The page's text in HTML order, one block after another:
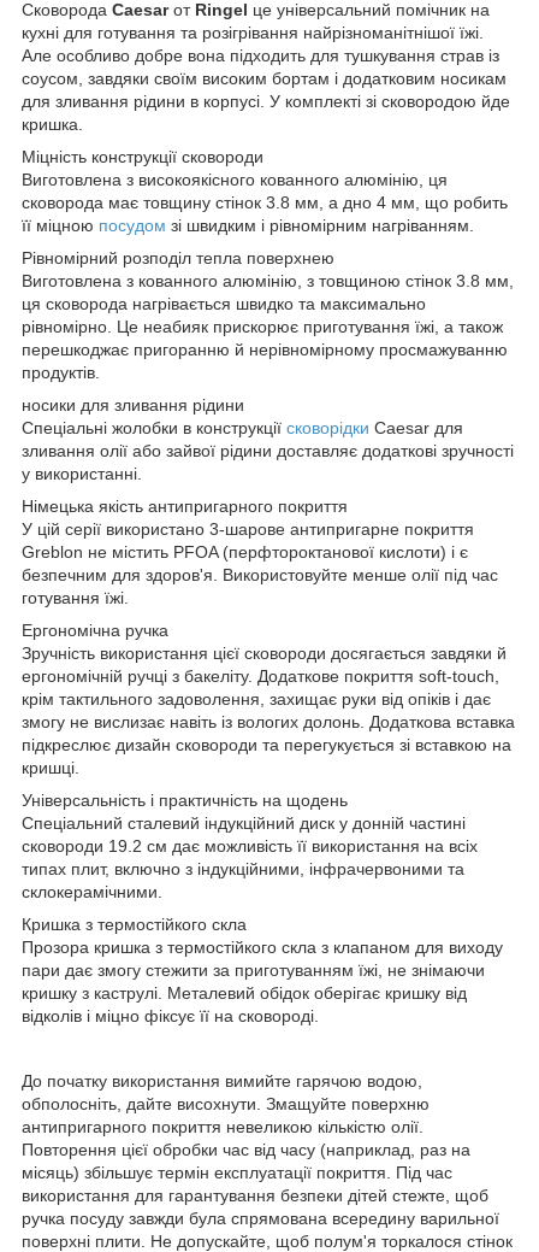
Сковорода Caesarот Ringel це універсальний помічник на
кухні для готування та розігрівання найрізноманітнішої їжі.
Але особливо добре вона підходить для тушкування страв із
соусом, завдяки своїм високим бортам і додатковим носикам
для зливання рідини в корпусі. У комплекті зі сковородою йде
кришка.
Міцність конструкції сковороди
Виготовлена з високоякісного кованного алюмінію, ця
сковорода має товщину стінок 3.8 мм, а дно 4 мм, що робить
її міцною посудом зі швидким і рівномірним нагріванням.
Рівномірний розподіл тепла поверхнею
Виготовлена з кованного алюмінію, з товщиною стінок 3.8 мм,
ця сковорода нагрівається швидко та максимально
рівномірно. Це неабияк прискорює приготування їжі, а також
перешкоджає пригоранню й нерівномірному просмажуванню
продуктів.
носики для зливання рідини
Спеціальні жолобки в конструкції сковорідки Caesar для
зливання олії або зайвої рідини доставляє додаткові зручності
у використанні.
Німецька якість антипригарного покриття
У цій серії використано 3-шарове антипригарне покриття
Greblon не містить PFOA (перфтороктанової кислоти) і є
безпечним для здоров'я. Використовуйте менше олії під час
готування їжі.
Ергономічна ручка
Зручність використання цієї сковороди досягається завдяки й
ергономічній ручці з бакеліту. Додаткове покриття soft-touch,
крім тактильного задоволення, захищає руки від опіків і дає
змогу не вислизає навіть із вологих долонь. Додаткова вставка
підкреслює дизайн сковороди та перегукується зі вставкою на
кришці.
Універсальність і практичність на щодень
Спеціальний сталевий індукційний диск у донній частині
сковороди 19.2 см дає можливість її використання на всіх
типах плит, включно з індукційними, інфрачервоними та
склокерамічними.
Кришка з термостійкого скла
Прозора кришка з термостійкого скла з клапаном для виходу
пари дає змогу стежити за приготуванням їжі, не знімаючи
кришку з каструлі. Металевий обідок оберігає кришку від
відколів і міцно фіксує її на сковороді.
До початку використання вимийте гарячою водою,
обполосніть, дайте висохнути. Змащуйте поверхню
антипригарного покриття невеликою кількістю олії.
Повторення цієї обробки час від часу (наприклад, раз на
місяць) збільшує термін експлуатації покриття. Під час
використання для гарантування безпеки дітей стежте, щоб
ручка посуду завжди була спрямована всередину варильної
поверхні плити. Не допускайте, щоб полум'я торкалося стінок